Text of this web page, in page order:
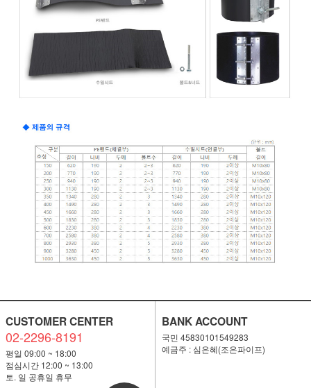
CUSTOMER CENTER
02-2296-8191
평일 09:00 ~ 18:00
점심시간 12:00 ~ 13:00
토. 일 공휴일 휴무
BANK ACCOUNT
국민 45830101549283
예금주 : 심은혜(조은파이프)